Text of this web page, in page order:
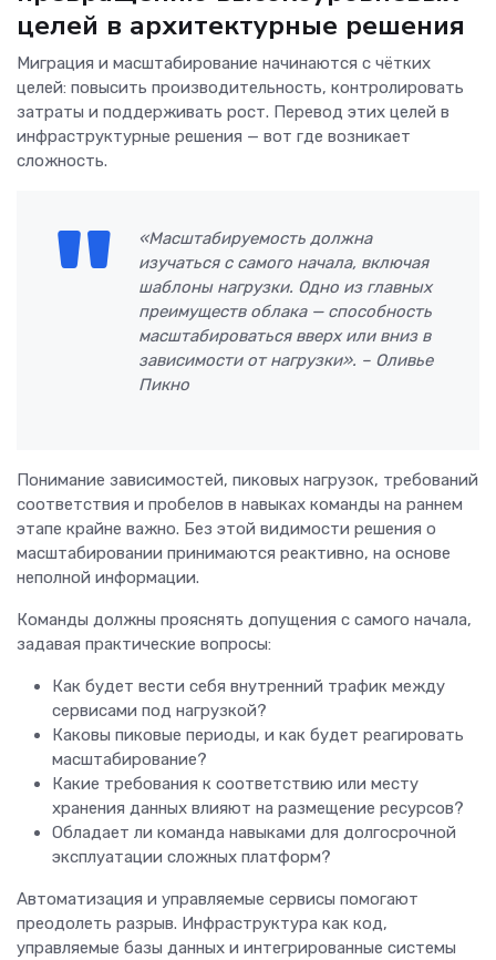
целей в архитектурные решения
Миграция и масштабирование начинаются с чётких
целей: повысить производительность, контролировать
затраты и поддерживать рост. Перевод этих целей в
инфраструктурные решения — вот где возникает
сложность.
«Масштабируемость должна
изучаться с самого начала, включая
шаблоны нагрузки. Одно из главных
преимуществ облака — способность
масштабироваться вверх или вниз в
зависимости от нагрузки». – Оливье
Пикно
Понимание зависимостей, пиковых нагрузок, требований
соответствия и пробелов в навыках команды на раннем
этапе крайне важно. Без этой видимости решения о
масштабировании принимаются реактивно, на основе
неполной информации.
Команды должны прояснять допущения с самого начала,
задавая практические вопросы:
Как будет вести себя внутренний трафик между
сервисами под нагрузкой?
Каковы пиковые периоды, и как будет реагировать
масштабирование?
Какие требования к соответствию или месту
хранения данных влияют на размещение ресурсов?
Обладает ли команда навыками для долгосрочной
эксплуатации сложных платформ?
Автоматизация и управляемые сервисы помогают
преодолеть разрыв. Инфраструктура как код,
управляемые базы данных и интегрированные системы